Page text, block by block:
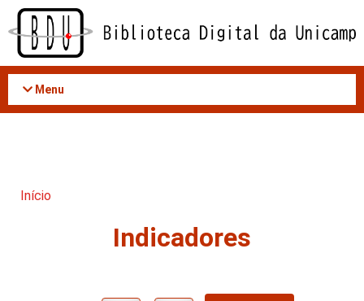
Acessar
conteúdo
Menu
Início
Indicadores